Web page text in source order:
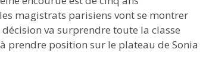
magistrats parisiens vont se montrer
va surprendre toute la classe
prendre position sur le plateau de Sonia